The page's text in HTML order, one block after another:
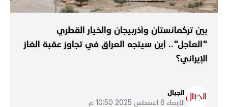
بين تركمانستان وأذربيجان والخيار القطري
"العاجل".. أين سيتجه العراق في تجاوز عقبة الغاز
الإيراني؟
الجبال
الأربعاء 6 أغسطس 2025 10:50 م